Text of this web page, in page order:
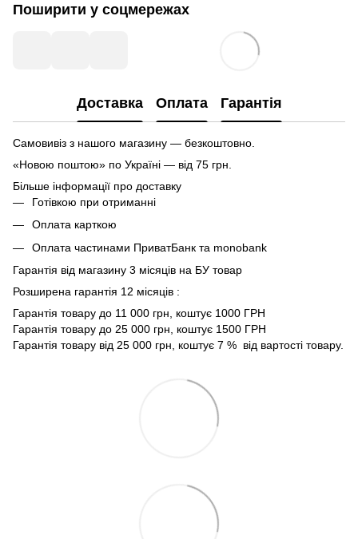
Поширити у соцмережах
Доставка Оплата Гарантія
Самовивіз з нашого магазину — безкоштовно.
«Новою поштою» по Україні — від 75 грн.
Більше інформації про доставку
Готівкою при отриманні
Оплата карткою
Оплата частинами ПриватБанк та monobank
Гарантія від магазину 3 місяців на БУ товар
Розширена гарантія 12 місяців :
Гарантія товару до 11 000 грн, коштує 1000 ГРН
Гарантія товару до 25 000 грн, коштує 1500 ГРН
Гарантія товару від 25 000 грн, коштує 7 % від вартості товару.